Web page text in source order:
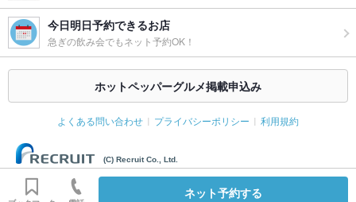
今日明日予約できるお店
急ぎの飲み会でもネット予約OK！
ホットペッパーグルメ掲載申込み
よくある問い合わせ プライバシーポリシー 利用規約
(C) Recruit Co., Ltd.
ネット予約する